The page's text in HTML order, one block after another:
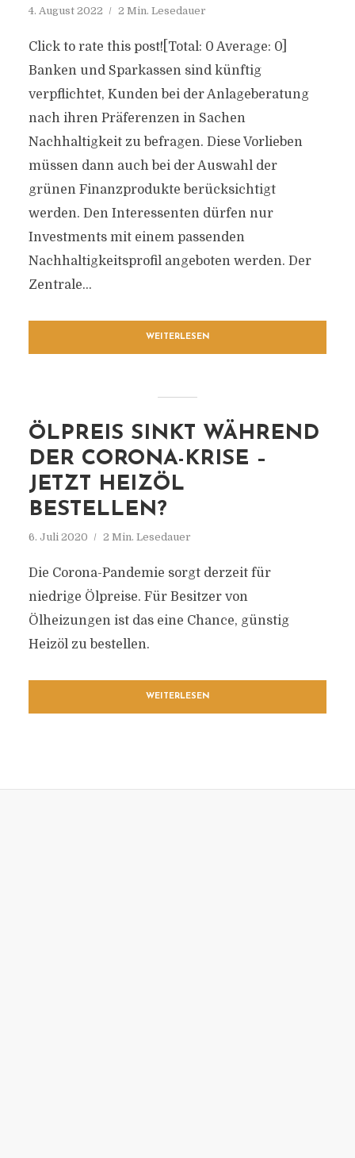
4. August 2022 2 Min. Lesedauer
Click to rate this post![Total: 0 Average: 0]
Banken und Sparkassen sind künftig
verpflichtet, Kunden bei der Anlageberatung
nach ihren Präferenzen in Sachen
Nachhaltigkeit zu befragen. Diese Vorlieben
müssen dann auch bei der Auswahl der
grünen Finanzprodukte berücksichtigt
werden. Den Interessenten dürfen nur
Investments mit einem passenden
Nachhaltigkeitsprofil angeboten werden. Der
Zentrale...
WEITERLESEN
ÖLPREIS SINKT WÄHREND
DER CORONA-KRISE –
JETZT HEIZÖL
BESTELLEN?
6. Juli 2020 2 Min. Lesedauer
Die Corona-Pandemie sorgt derzeit für
niedrige Ölpreise. Für Besitzer von
Ölheizungen ist das eine Chance, günstig
Heizöl zu bestellen.
WEITERLESEN